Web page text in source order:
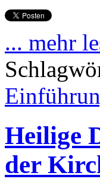
... mehr
Heilige
der